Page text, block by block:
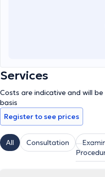
Services
Costs are indicative and will
basis
Register to see prices
All Consultation